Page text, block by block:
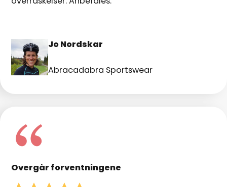
Jo Nordskar
Abracadabra Sportswear
Overgår forventningene